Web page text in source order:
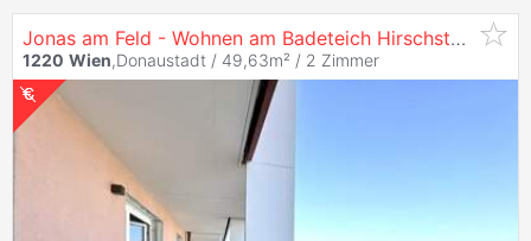
Jonas am Feld - Wohnen am Badeteich Hirschstetten
1220 Wien,Donaustadt / 49,63m² / 2 Zimmer